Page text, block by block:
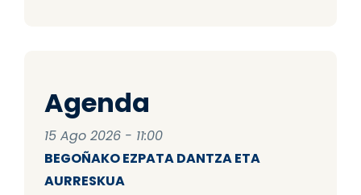
Agenda
15 Ago 2026 - 11:00
BEGOÑAKO EZPATA DANTZA ETA
AURRESKUA